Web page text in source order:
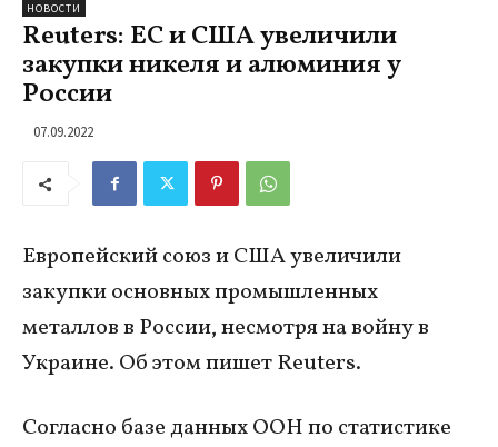
НОВОСТИ
Reuters: ЕС и США увеличили
закупки никеля и алюминия у
России
07.09.2022
Европейский союз и США увеличили
закупки основных промышленных
металлов в России, несмотря на войну в
Украине. Об этом пишет Reuters.
Согласно базе данных ООН по статистике